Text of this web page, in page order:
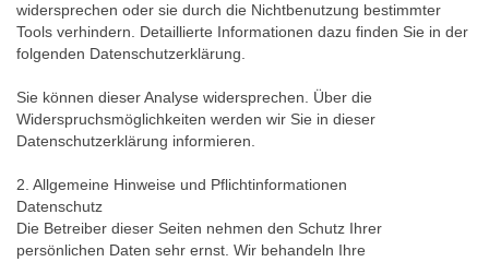
widersprechen oder sie durch die Nichtbenutzung bestimmter
Tools verhindern. Detaillierte Informationen dazu finden Sie in der
folgenden Datenschutzerklärung.
Sie können dieser Analyse widersprechen. Über die
Widerspruchsmöglichkeiten werden wir Sie in dieser
Datenschutzerklärung informieren.
2. Allgemeine Hinweise und Pflichtinformationen
Datenschutz
Die Betreiber dieser Seiten nehmen den Schutz Ihrer
persönlichen Daten sehr ernst. Wir behandeln Ihre